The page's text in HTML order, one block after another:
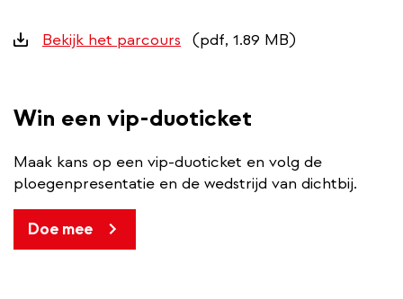
Downloads
Bekijk het parcours (pdf, 1.89 MB)
Win een vip-duoticket
Maak kans op een vip-duoticket en volg de
ploegenpresentatie en de wedstrijd van dichtbij.
Doe mee